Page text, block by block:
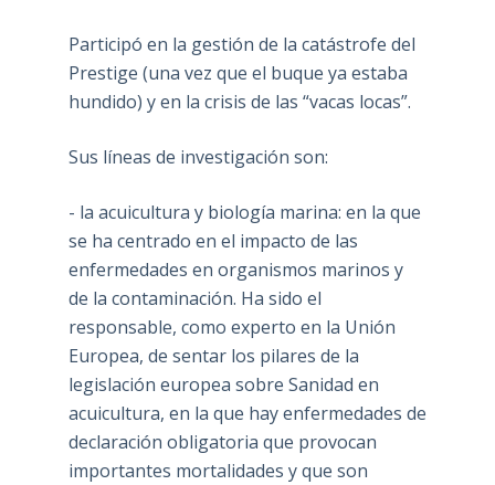
Participó en la gestión de la catástrofe del
Prestige (una vez que el buque ya estaba
hundido) y en la crisis de las “vacas locas”.
Sus líneas de investigación son:
- la acuicultura y biología marina: en la que
se ha centrado en el impacto de las
enfermedades en organismos marinos y
de la contaminación. Ha sido el
responsable, como experto en la Unión
Europea, de sentar los pilares de la
legislación europea sobre Sanidad en
acuicultura, en la que hay enfermedades de
declaración obligatoria que provocan
importantes mortalidades y que son